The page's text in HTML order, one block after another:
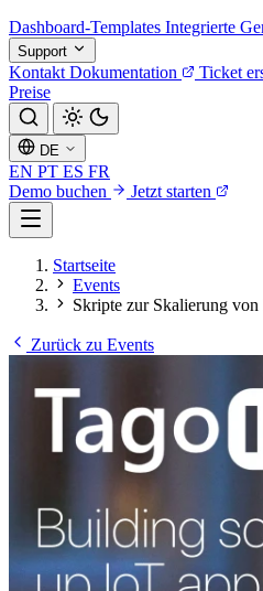
Dashboard-Templates Integrierte
Support
Kontakt Dokumentation Ticket
Preise
DE
EN PT ES FR
Demo buchen
Jetzt starten
Startseite
Events
Skripte zur Skalierung
Zurück zu Events